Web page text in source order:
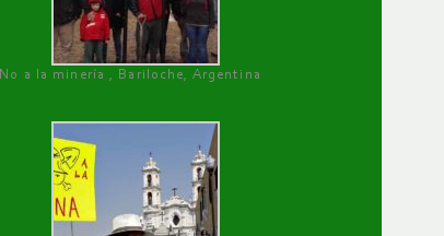
No a la minería , Bariloche, Argentina